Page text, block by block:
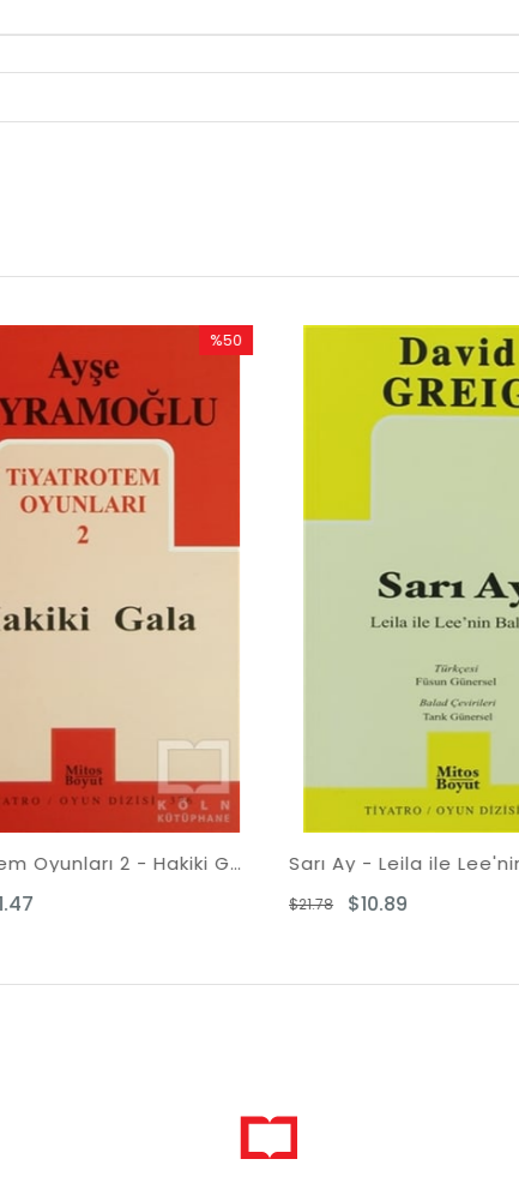
Tiyatrotem Oyunları 2 - Hakiki Gala
İndirim
%50İndirim
Sarı Ay - Leila ile Lee'nin Baladı
%50
İndirim
%50İndirim